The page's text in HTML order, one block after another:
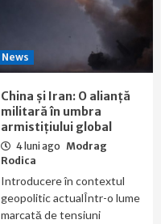
News
China și Iran: O alianță
militară în umbra
armistițiului global
4 luni ago Modrag
Rodica
Introducere în contextul
geopolitic actualÎntr-o lume
marcată de tensiuni